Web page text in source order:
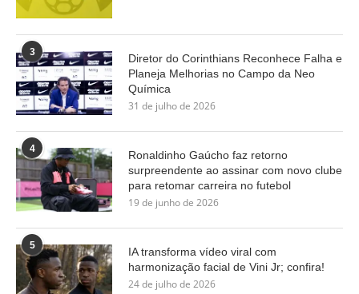
3
Diretor do Corinthians Reconhece Falha e
Planeja Melhorias no Campo da Neo
Química
31 de julho de 2026
4
Ronaldinho Gaúcho faz retorno
surpreendente ao assinar com novo clube
para retomar carreira no futebol
19 de junho de 2026
5
IA transforma vídeo viral com
harmonização facial de Vini Jr; confira!
24 de julho de 2026